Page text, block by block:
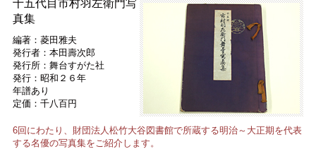
十五代目市村羽左衛門写
真集
編著：菱田雅夫
発行者：本田壽次郎
発行所：舞台すがた社
発行：昭和２６年
年譜あり
定価：千八百円
6回にわたり、財団法人松竹大谷図書館で所蔵する明治～大正期を代表
する名優の写真集をご紹介します。